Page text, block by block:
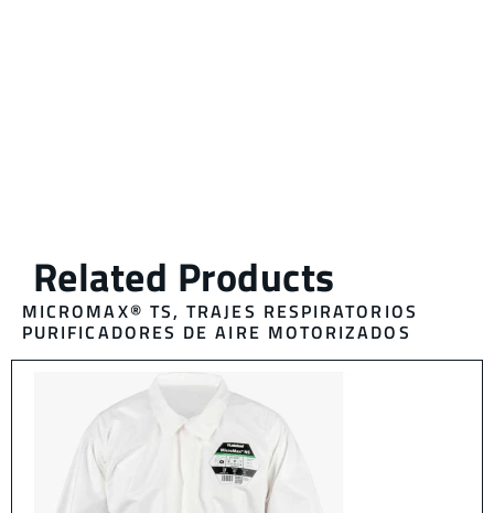
MICROMAX® TS,TRAJES RESPIRATORIOS
PURIFICADORES DE AIRE MOTORIZADOS